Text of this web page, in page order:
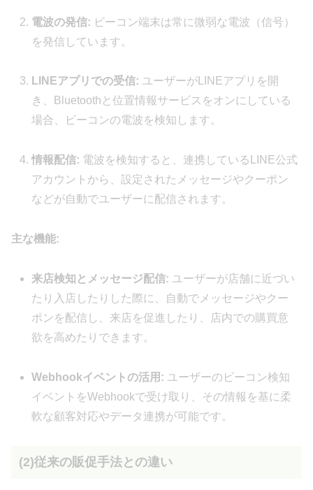
電波の発信: ビーコン端末は常に微弱な電波（信号）
を発信しています。
LINEアプリでの受信: ユーザーがLINEアプリを開
き、Bluetoothと位置情報サービスをオンにしている
場合、ビーコンの電波を検知します。
情報配信: 電波を検知すると、連携しているLINE公式
アカウントから、設定されたメッセージやクーポン
などが自動でユーザーに配信されます。
主な機能:
来店検知とメッセージ配信: ユーザーが店舗に近づい
たり入店したりした際に、自動でメッセージやクー
ポンを配信し、来店を促進したり、店内での購買意
欲を高めたりできます。
Webhookイベントの活用: ユーザーのビーコン検知
イベントをWebhookで受け取り、その情報を基に柔
軟な顧客対応やデータ連携が可能です。
(2)従来の販促手法との違い